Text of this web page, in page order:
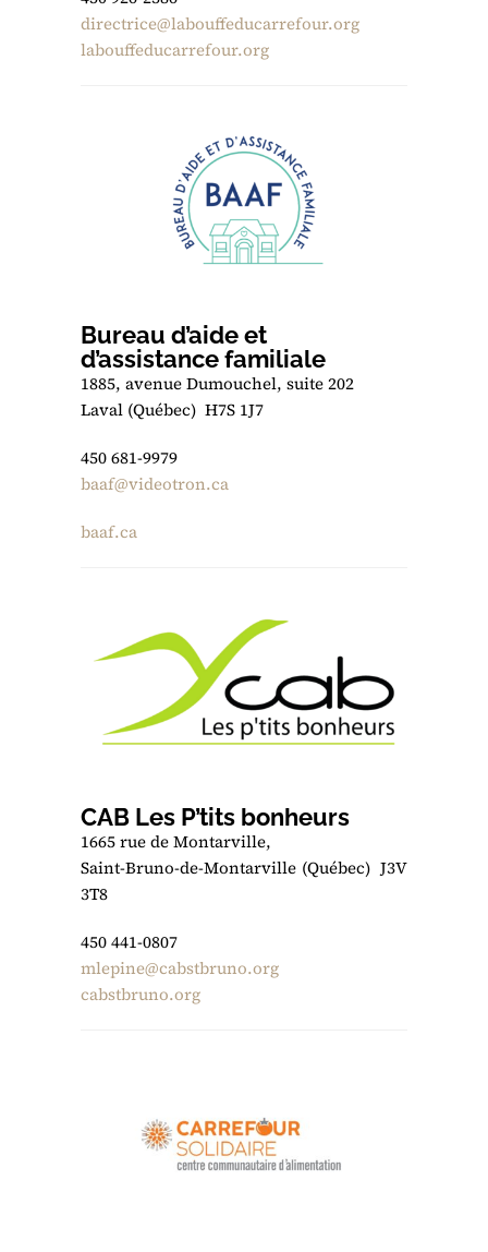
directrice@labouffeducarrefour.org
labouffeducarrefour.org
Bureau d’aide et
d’assistance familiale
1885, avenue Dumouchel, suite 202
Laval (Québec) H7S 1J7
450 681-9979
baaf@videotron.ca
baaf.ca
CAB Les P’tits bonheurs
1665 rue de Montarville,
Saint-Bruno-de-Montarville (Québec) J3V
3T8
450 441-0807
mlepine@cabstbruno.org
cabstbruno.org